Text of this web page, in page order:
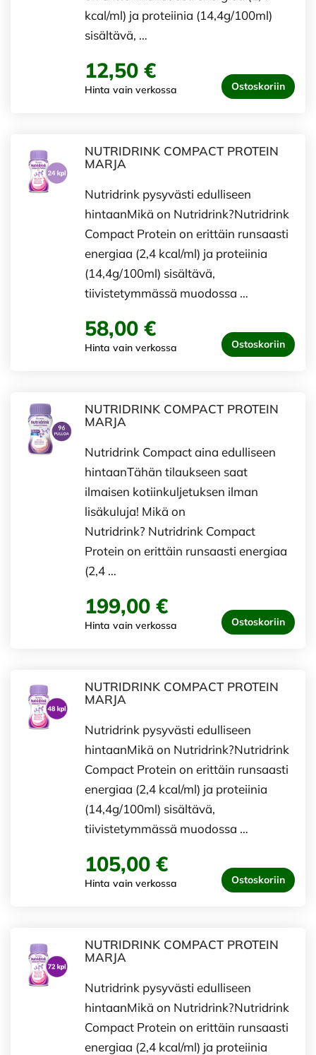
kcal/ml) ja proteiinia (14,4g/100ml)
sisältävä, …
12,50 €
Hinta vain verkossa Ostoskoriin
NUTRIDRINK COMPACT PROTEIN
MARJA
Nutridrink pysyvästi edulliseen
hintaanMikä on Nutridrink?Nutridrink
Compact Protein on erittäin runsaasti
energiaa (2,4 kcal/ml) ja proteiinia
(14,4g/100ml) sisältävä,
tiivistetymmässä muodossa …
58,00 €
Hinta vain verkossa Ostoskoriin
NUTRIDRINK COMPACT PROTEIN
MARJA
Nutridrink Compact aina edulliseen
hintaanTähän tilaukseen saat
ilmaisen kotiinkuljetuksen ilman
lisäkuluja! Mikä on
Nutridrink? Nutridrink Compact
Protein on erittäin runsaasti energiaa
(2,4 …
199,00 €
Hinta vain verkossa Ostoskoriin
NUTRIDRINK COMPACT PROTEIN
MARJA
Nutridrink pysyvästi edulliseen
hintaanMikä on Nutridrink?Nutridrink
Compact Protein on erittäin runsaasti
energiaa (2,4 kcal/ml) ja proteiinia
(14,4g/100ml) sisältävä,
tiivistetymmässä muodossa …
105,00 €
Hinta vain verkossa Ostoskoriin
NUTRIDRINK COMPACT PROTEIN
MARJA
Nutridrink pysyvästi edulliseen
hintaanMikä on Nutridrink?Nutridrink
Compact Protein on erittäin runsaasti
energiaa (2,4 kcal/ml) ja proteiinia